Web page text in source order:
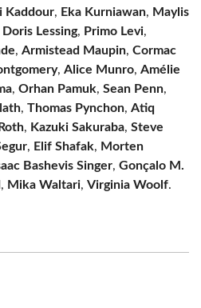
Kaddour, Eka Kurniawan, Maylis
Doris Lessing, Primo Levi,
, Armistead Maupin, Cormac
, Alice Munro, Amélie
, Orhan Pamuk, Sean Penn,
, Thomas Pynchon, Atiq
, Kazuki Sakuraba, Steve
, Elif Shafak, Morten
Bashevis Singer, Gonçalo M.
, Mika Waltari, Virginia Woolf.